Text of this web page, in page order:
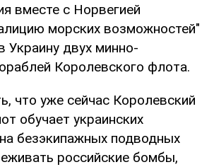
вместе с Норвегией
морских возможностей"
Украину двух минно-
Королевского флота.
что уже сейчас Королевский
обучает украинских
безэкипажных подводных
российские бомбы,